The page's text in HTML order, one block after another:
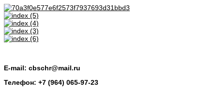
E-mail: cbschr@mail.ru
Телефон: +7 (964) 065-97-23